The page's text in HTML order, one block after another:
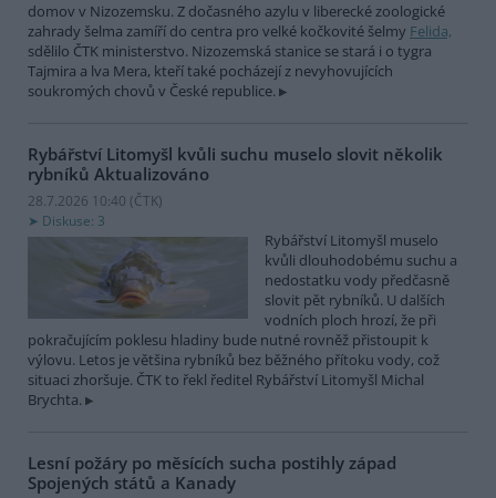
domov v Nizozemsku. Z dočasného azylu v liberecké zoologické
zahrady šelma zamíří do centra pro velké kočkovité šelmy Felida,
sdělilo ČTK ministerstvo. Nizozemská stanice se stará i o tygra
Tajmira a lva Mera, kteří také pocházejí z nevyhovujících
soukromých chovů v České republice.
Rybářství Litomyšl kvůli suchu muselo slovit několik
rybníků Aktualizováno
28.7.2026 10:40 (ČTK)
Diskuse: 3
Rybářství Litomyšl muselo
kvůli dlouhodobému suchu a
nedostatku vody předčasně
slovit pět rybníků. U dalších
vodních ploch hrozí, že při
pokračujícím poklesu hladiny bude nutné rovněž přistoupit k
výlovu. Letos je většina rybníků bez běžného přítoku vody, což
situaci zhoršuje. ČTK to řekl ředitel Rybářství Litomyšl Michal
Brychta.
Lesní požáry po měsících sucha postihly západ
Spojených států a Kanady